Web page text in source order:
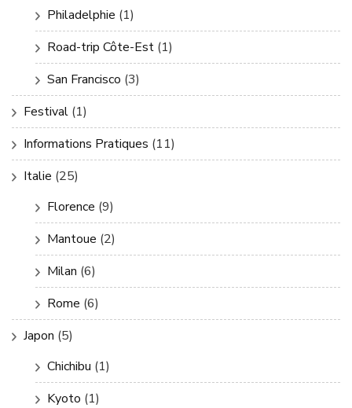
Philadelphie (1)
Road-trip Côte-Est (1)
San Francisco (3)
Festival (1)
Informations Pratiques (11)
Italie (25)
Florence (9)
Mantoue (2)
Milan (6)
Rome (6)
Japon (5)
Chichibu (1)
Kyoto (1)